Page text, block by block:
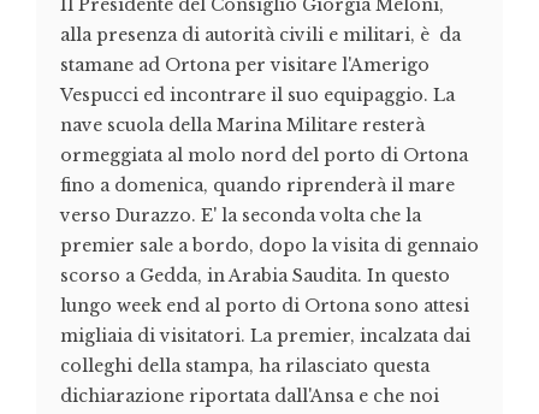
Il Presidente del Consiglio Giorgia Meloni,
alla presenza di autorità civili e militari, è da
stamane ad Ortona per visitare l'Amerigo
Vespucci ed incontrare il suo equipaggio. La
nave scuola della Marina Militare resterà
ormeggiata al molo nord del porto di Ortona
fino a domenica, quando riprenderà il mare
verso Durazzo. E' la seconda volta che la
premier sale a bordo, dopo la visita di gennaio
scorso a Gedda, in Arabia Saudita. In questo
lungo week end al porto di Ortona sono attesi
migliaia di visitatori. La premier, incalzata dai
colleghi della stampa, ha rilasciato questa
dichiarazione riportata dall'Ansa e che noi